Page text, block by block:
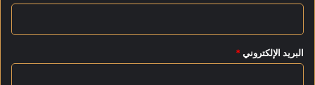
البريد الإلكتروني *